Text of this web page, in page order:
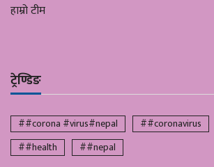
हाम्रो टीम
ट्रेण्डिङ
##corona #virus#nepal ##coronavirus
##health
##nepal